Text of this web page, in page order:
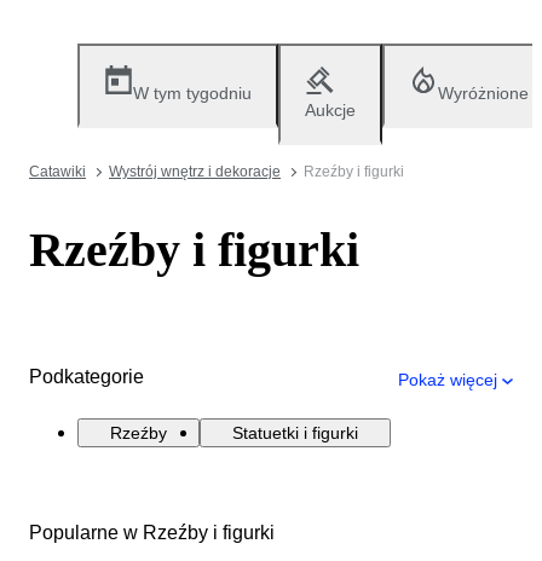
W tym tygodniu
Aukcje
Wyróżnione
Catawiki Wystrój wnętrz i dekoracje Rzeźby i figurki
Rzeźby i figurki
Podkategorie Pokaż więcej
Rzeźby Statuetki i figurki
Popularne w Rzeźby i figurki